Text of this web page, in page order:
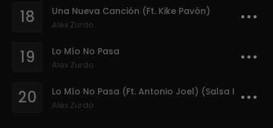
18 Una Nueva Canción (Ft. Kike Pavón)
Alex Zurdo
19 Lo Mío No Pasa
Alex Zurdo
20 Alex Zurdo